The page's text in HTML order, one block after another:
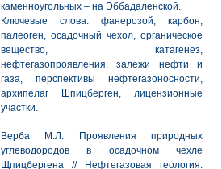
каменноугольных – на Эббадаленской.
Ключевые слова: фанерозой, карбон,
палеоген, осадочный чехол, органическое
вещество, катагенез,
нефтегазопроявления, залежи нефти и
газа, перспективы нефтегазоносности,
архипелаг Шпицберген, лицензионные
участки.
Верба М.Л. Проявления природных
углеводородов в осадочном чехле
Щпицбергена // Нефтегазовая геология.